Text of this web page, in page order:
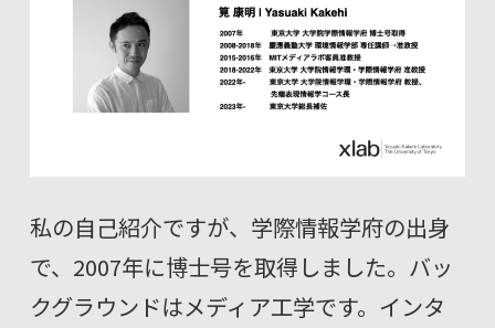
私の自己紹介ですが、学際情報学府の出身
で、2007年に博士号を取得しました。バッ
クグラウンドはメディア工学です。インタ